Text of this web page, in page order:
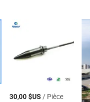
30,00 $US / Pièce